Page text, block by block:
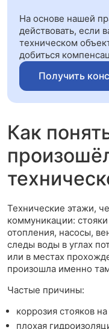
На основе нашей
действовать, если
техническом
добиться
Получить
Как
Технические этажи,
коммуникации:
отопления, насосы,
следы воды в углах
или в местах
произошла именно
Частые причины:
коррозия стояков
плохая